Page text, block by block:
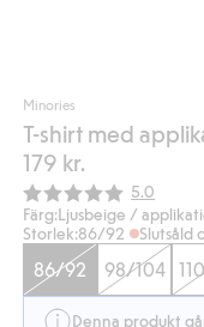
Minories
T-shirt med
179 kr.
5.0
Färg:Ljusbeige /
Storlek:86/92 Slutsåld
86/92 98/104
Denna produkt